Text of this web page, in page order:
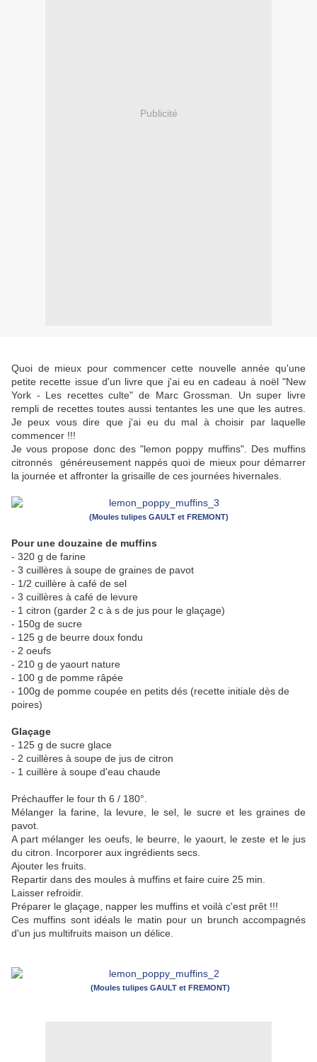
Publicité
Quoi de mieux pour commencer cette nouvelle année qu'une
petite recette issue d'un livre que j'ai eu en cadeau à noël "New
York - Les recettes culte" de Marc Grossman. Un super livre
rempli de recettes toutes aussi tentantes les une que les autres.
Je peux vous dire que j'ai eu du mal à choisir par laquelle
commencer !!!
Je vous propose donc des "lemon poppy muffins". Des muffins
citronnés généreusement nappés quoi de mieux pour démarrer
la journée et affronter la grisaille de ces journées hivernales.
(Moules tulipes GAULT et FREMONT)
Pour une douzaine de muffins
- 320 g de farine
- 3 cuillères à soupe de graines de pavot
- 1/2 cuillère à café de sel
- 3 cuillères à café de levure
- 1 citron (garder 2 c à s de jus pour le glaçage)
- 150g de sucre
- 125 g de beurre doux fondu
- 2 oeufs
- 210 g de yaourt nature
- 100 g de pomme râpée
- 100g de pomme coupée en petits dés (recette initiale dès de
poires)
Glaçage
- 125 g de sucre glace
- 2 cuillères à soupe de jus de citron
- 1 cuillère à soupe d'eau chaude
Préchauffer le four th 6 / 180°.
Mélanger la farine, la levure, le sel, le sucre et les graines de
pavot.
A part mélanger les oeufs, le beurre, le yaourt, le zeste et le jus
du citron. Incorporer aux ingrédients secs.
Ajouter les fruits.
Repartir dans des moules à muffins et faire cuire 25 min.
Laisser refroidir.
Préparer le glaçage, napper les muffins et voilà c'est prêt !!!
Ces muffins sont idéals le matin pour un brunch accompagnés
d'un jus multifruits maison un délice.
(Moules tulipes GAULT et FREMONT)